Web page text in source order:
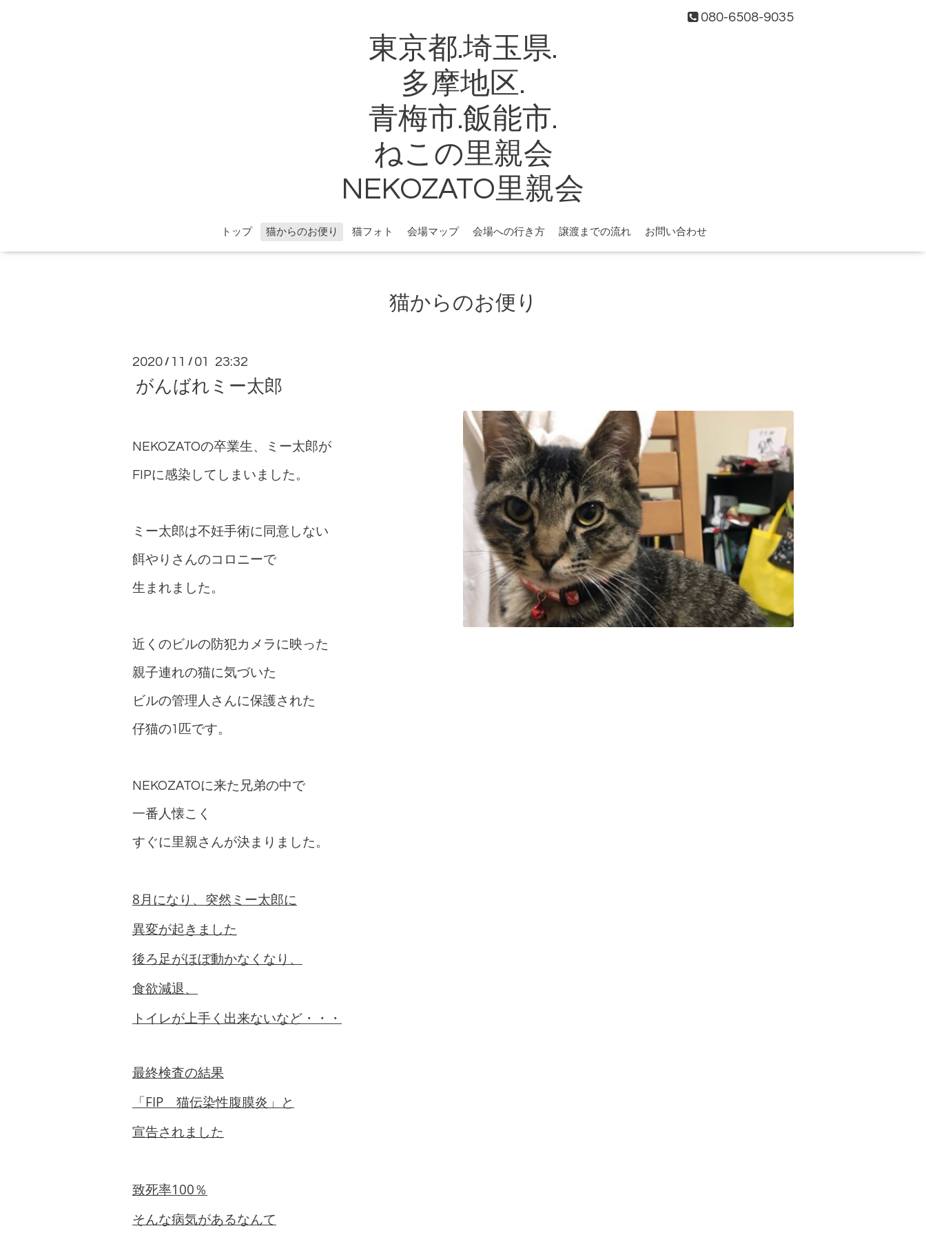
080-6508-9035
東京都.埼玉県.
多摩地区.
青梅市.飯能市.
ねこの里親会
NEKOZATO里親会
トップ 猫からのお便り 猫フォト 会場マップ 会場への行き方 譲渡までの流れ お問い合わせ
猫からのお便り
2020 / 11 / 01 23:32
がんばれミー太郎
NEKOZATOの卒業生、ミー太郎が
FIPに感染してしまいました。
ミー太郎は不妊手術に同意しない
餌やりさんのコロニーで
生まれました。
近くのビルの防犯カメラに映った
親子連れの猫に気づいた
ビルの管理人さんに保護された
仔猫の1匹です。
NEKOZATOに来た兄弟の中で
一番人懐こく
すぐに里親さんが決まりました。
8月になり、突然ミー太郎に
異変が起きました
後ろ足がほぼ動かなくなり、
食欲減退、
トイレが上手く出来ないなど・・・
最終検査の結果
「FIP 猫伝染性腹膜炎」と
宣告されました
致死率100％
そんな病気があるなんて